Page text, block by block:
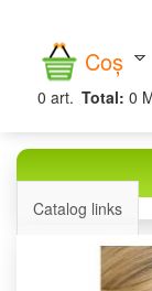
căutare
Coș
0 art. Total: 0
Catalog links